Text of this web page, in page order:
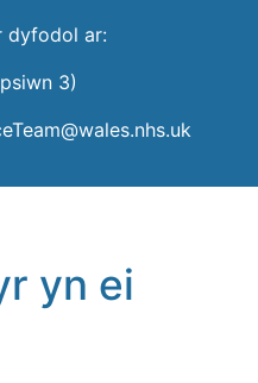
dyfodol ar:
3)
yn ei